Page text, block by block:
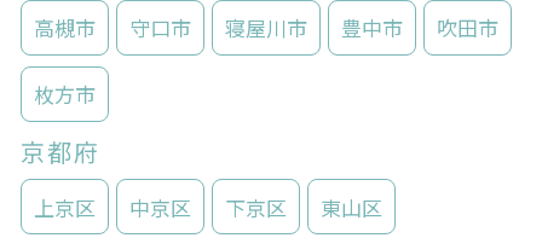
高槻市 守口市 寝屋川市 豊中市 吹田市
枚方市
京都府
上京区 中京区 下京区 東山区